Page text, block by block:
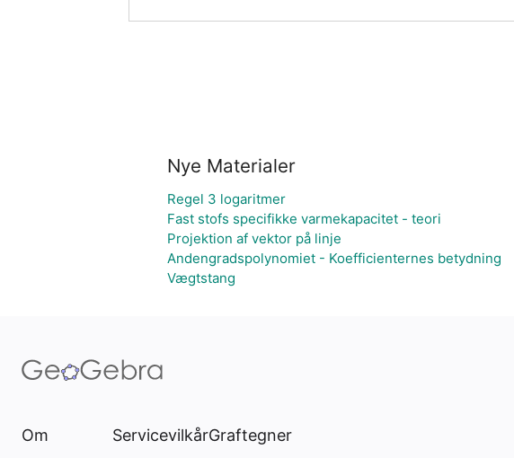
Nye Materialer
Regel 3 logaritmer
Fast stofs specifikke varmekapacitet - teori
Projektion af vektor på linje
Andengradspolynomiet - Koefficienternes betydning
Vægtstang
Om ServicevilkårGraftegner